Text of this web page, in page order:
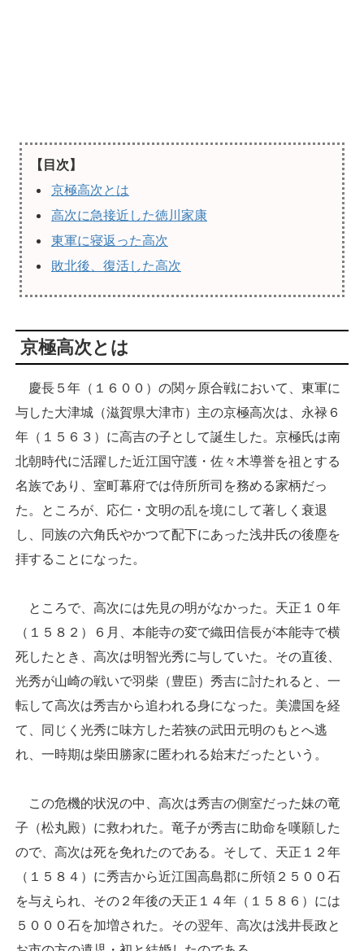
【目次】
京極高次とは
高次に急接近した徳川家康
東軍に寝返った高次
敗北後、復活した高次
京極高次とは
慶長５年（１６００）の関ヶ原合戦において、東軍に
与した大津城（滋賀県大津市）主の京極高次は、永禄６
年（１５６３）に高吉の子として誕生した。京極氏は南
北朝時代に活躍した近江国守護・佐々木導誉を祖とする
名族であり、室町幕府では侍所所司を務める家柄だっ
た。ところが、応仁・文明の乱を境にして著しく衰退
し、同族の六角氏やかつて配下にあった浅井氏の後塵を
拝することになった。
ところで、高次には先見の明がなかった。天正１０年
（１５８２）６月、本能寺の変で織田信長が本能寺で横
死したとき、高次は明智光秀に与していた。その直後、
光秀が山崎の戦いで羽柴（豊臣）秀吉に討たれると、一
転して高次は秀吉から追われる身になった。美濃国を経
て、同じく光秀に味方した若狭の武田元明のもとへ逃
れ、一時期は柴田勝家に匿われる始末だったという。
この危機的状況の中、高次は秀吉の側室だった妹の竜
子（松丸殿）に救われた。竜子が秀吉に助命を嘆願した
ので、高次は死を免れたのである。そして、天正１２年
（１５８４）に秀吉から近江国高島郡に所領２５００石
を与えられ、その２年後の天正１４年（１５８６）には
５０００石を加増された。その翌年、高次は浅井長政と